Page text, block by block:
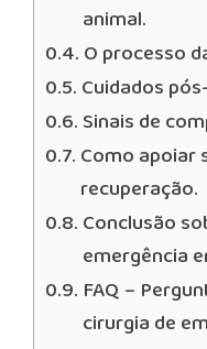
animal.
O processo
Cuidados
Sinais de
Como apoiar
recuperação.
Conclusão
emergência
FAQ –
cirurgia de